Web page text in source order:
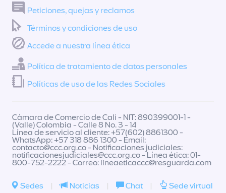
Peticiones, quejas y reclamos
Términos y condiciones de uso
Accede a nuestra línea ética
Política de tratamiento de datos personales
Políticas de uso de las Redes Sociales
Cámara de Comercio de Cali - NIT: 890399001-1 -
(Valle) Colombia - Calle 8 No. 3 - 14
Línea de servicio al cliente: +57(602) 8861300 -
WhatsApp: +57 318 886 1300 - Email:
contacto@ccc.org.co- Notificaciones judiciales:
notificacionesjudiciales@ccc.org.co- Línea ética: 01-
800-752-2222 - Correo: lineaeticaccc@resguarda.com
Sedes | Noticias | Chat | Sede virtual